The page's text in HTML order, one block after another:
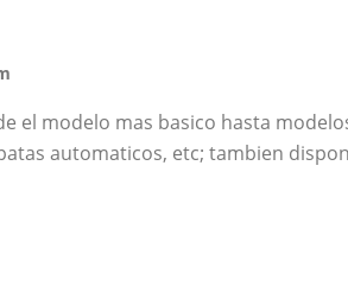
el modelo mas basico hasta
automaticos, etc; tambien